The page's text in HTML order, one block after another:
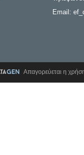
Email:
Απαγορεύεται η